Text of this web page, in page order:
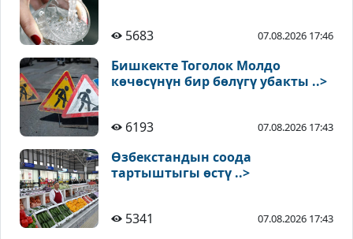
5683 07.08.2026 17:46
Бишкекте Тоголок Молдо
көчөсүнүн бир бөлүгү убакты ..>
6193 07.08.2026 17:43
Өзбекстандын соода
тартыштыгы өстү ..>
5341 07.08.2026 17:43